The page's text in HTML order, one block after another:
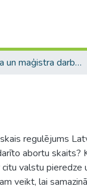
Bakalaura un maģistra darbi (JF) / Bachelor's and Master's theses
regulējums
abortu skaits?
valstu pieredze
veikt, lai